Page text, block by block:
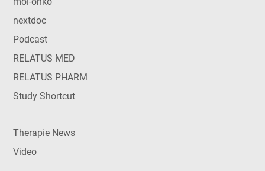
nextdoc
Podcast
RELATUS MED
RELATUS PHARM
Study Shortcut
Therapie News
Video